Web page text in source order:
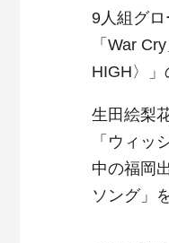
9人組グ
「War
HIGH〉」
生田絵梨
「ウィッ
中の福岡
ソング」